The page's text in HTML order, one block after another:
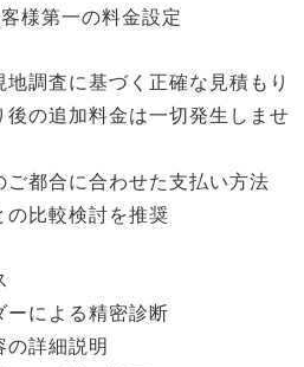
様第一の料金設定
地調査に基づく正確な見積もり
後の追加料金は一切発生しませ
ご都合に合わせた支払い方法
の比較検討を推奨
ーによる精密診断
の詳細説明